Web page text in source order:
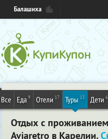
Балашиха
Все Еда 9 Отели 17 Туры 13 Дети 6
Отдых с
Aviaretro в Карелии.